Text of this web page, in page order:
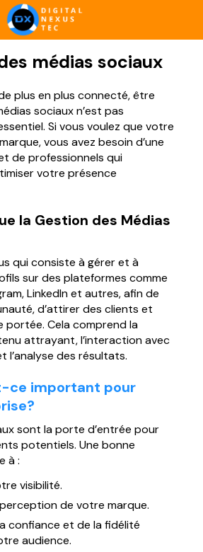
Redes Sociales
para Agencias de Viaje
para Hoteles
para Restaurantes
para Tiendas Virtuales
para Empresas
DIGITAL
Facebook
Google
médias sociaux
plus en plus connecté, être
sociaux n’est pas
Si vous voulez que votre
vous avez besoin d’une
de professionnels qui
votre présence
la Gestion des Médias
qui consiste à gérer et à
sur des plateformes comme
LinkedIn et autres, afin de
d’attirer des clients et
portée. Cela comprend la
attrayant, l’interaction avec
l’analyse des résultats.
ce important pour
sont la porte d’entrée pour
potentiels. Une bonne
à :
visibilité.
de votre marque.
confiance et de la fidélité
audience.